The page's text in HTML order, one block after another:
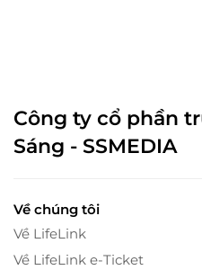
Công ty cổ phần
Sáng - SSMEDIA
Về chúng tôi
Về LifeLink
Về LifeLink e-Ticket